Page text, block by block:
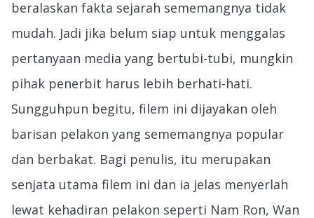
beralaskan fakta sejarah sememangnya tidak
mudah. Jadi jika belum siap untuk menggalas
pertanyaan media yang bertubi-tubi, mungkin
pihak penerbit harus lebih berhati-hati.
Sungguhpun begitu, filem ini dijayakan oleh
barisan pelakon yang sememangnya popular
dan berbakat. Bagi penulis, itu merupakan
senjata utama filem ini dan ia jelas menyerlah
lewat kehadiran pelakon seperti Nam Ron, Wan